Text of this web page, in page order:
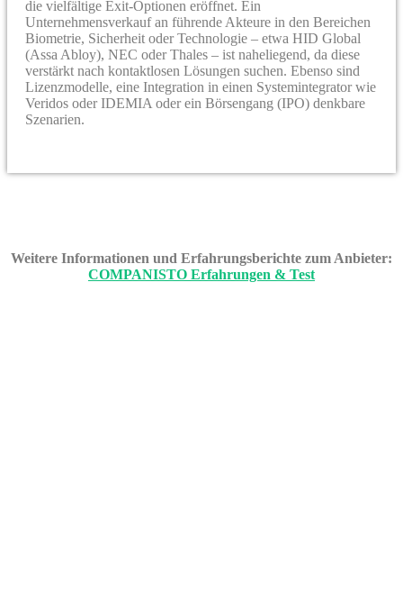
die vielfältige Exit-Optionen eröffnet. Ein
Unternehmensverkauf an führende Akteure in den Bereichen
Biometrie, Sicherheit oder Technologie – etwa HID Global
(Assa Abloy), NEC oder Thales – ist naheliegend, da diese
verstärkt nach kontaktlosen Lösungen suchen. Ebenso sind
Lizenzmodelle, eine Integration in einen Systemintegrator wie
Veridos oder IDEMIA oder ein Börsengang (IPO) denkbare
Szenarien.
Weitere Informationen und Erfahrungsberichte zum Anbieter:
COMPANISTO Erfahrungen & Test